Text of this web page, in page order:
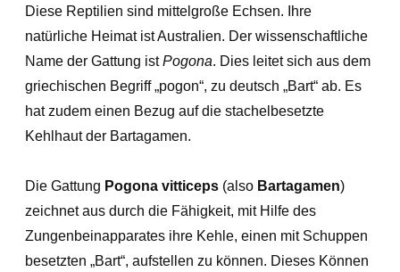
Diese Reptilien sind mittelgroße Echsen. Ihre
natürliche Heimat ist Australien. Der wissenschaftliche
Name der Gattung istPogona. Dies leitet sich aus dem
griechischen Begriff „pogon“, zu deutsch „Bart“ ab. Es
hat zudem einen Bezug auf die stachelbesetzte
Kehlhaut der Bartagamen.
Die Gattung Pogona vitticeps (also Bartagamen)
zeichnet aus durch die Fähigkeit, mit Hilfe des
Zungenbeinapparates ihre Kehle, einen mit Schuppen
besetzten „Bart“, aufstellen zu können. Dieses Können